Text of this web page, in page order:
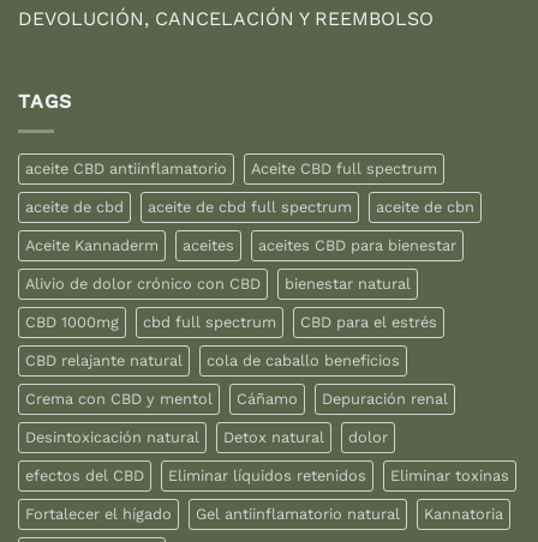
DEVOLUCIÓN, CANCELACIÓN Y REEMBOLSO
TAGS
aceite CBD antiinflamatorio Aceite CBD full spectrum
aceite de cbd aceite de cbd full spectrum aceite de cbn
Aceite Kannaderm aceites aceites CBD para bienestar
Alivio de dolor crónico con CBD bienestar natural
CBD 1000mg cbd full spectrum CBD para el estrés
CBD relajante natural cola de caballo beneficios
Crema con CBD y mentol Cáñamo Depuración renal
Desintoxicación natural Detox natural dolor
efectos del CBD Eliminar líquidos retenidos Eliminar toxinas
Fortalecer el hígado Gel antiinflamatorio natural Kannatoria